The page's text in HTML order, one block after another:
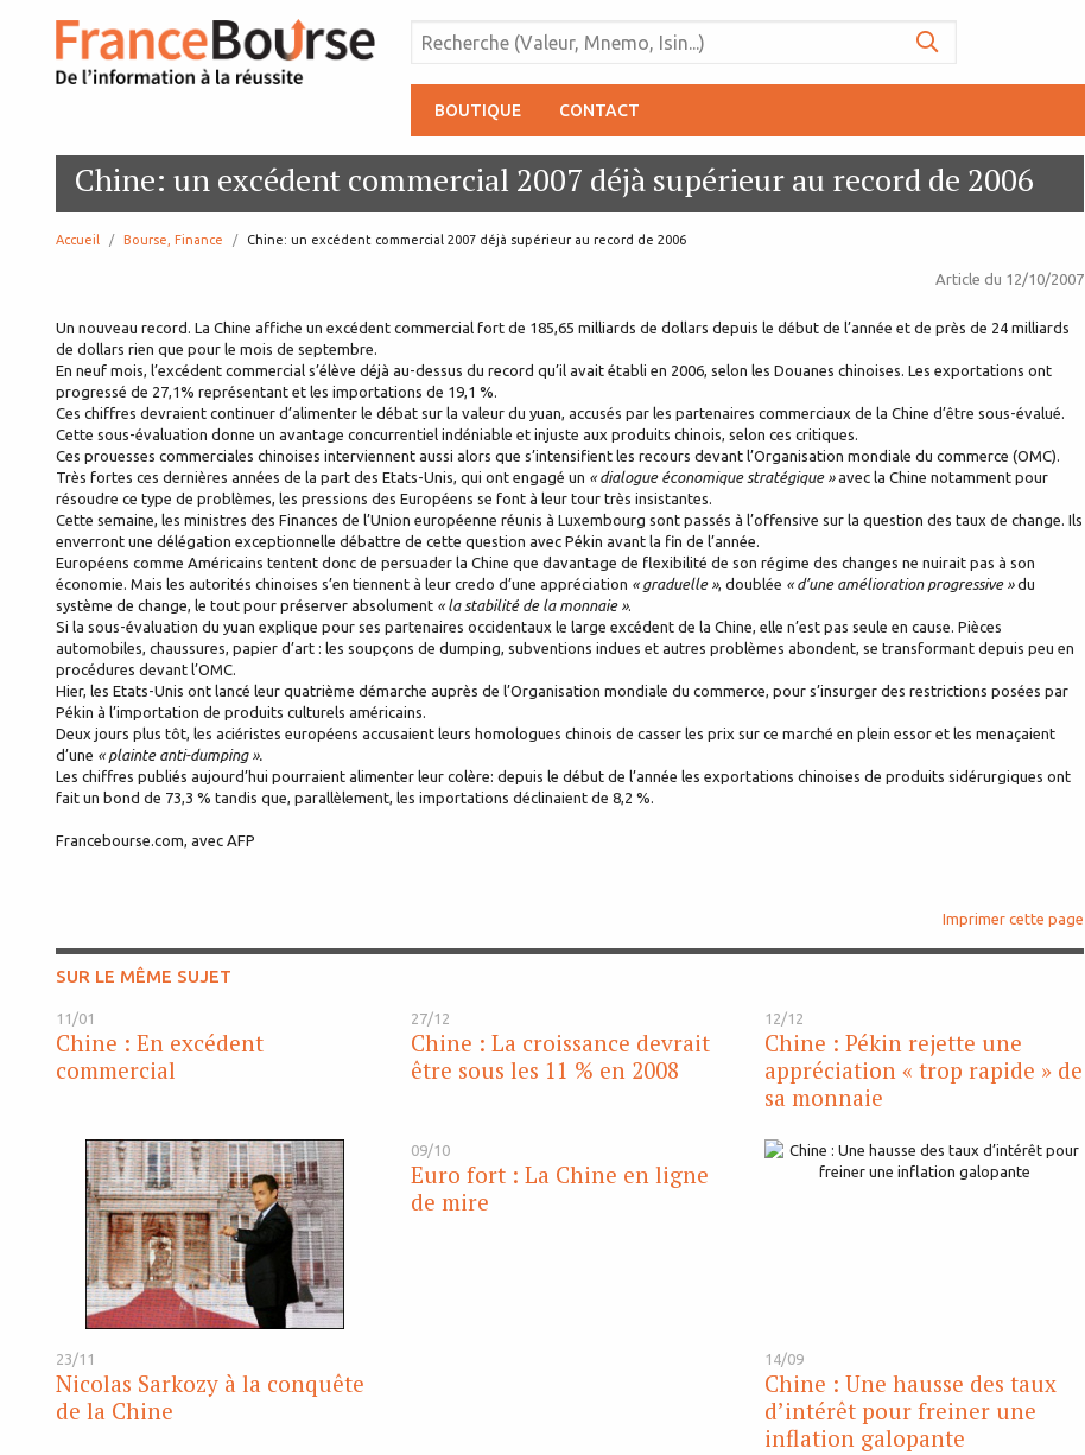
BOUTIQUE CONTACT
Chine: un excédent commercial 2007 déjà supérieur au record de 2006
Accueil Bourse, Finance page:
Chine: un excédent commercial 2007 déjà supérieur au record de 2006
Article du 12/10/2007
Un nouveau record. La Chine affiche un excédent commercial fort de 185,65 milliards de dollars depuis le début de l’année et de près de 24 milliards
de dollars rien que pour le mois de septembre.
En neuf mois, l’excédent commercial s’élève déjà au-dessus du record qu’il avait établi en 2006, selon les Douanes chinoises. Les exportations ont
progressé de 27,1% représentant et les importations de 19,1 %.
Ces chiffres devraient continuer d’alimenter le débat sur la valeur du yuan, accusés par les partenaires commerciaux de la Chine d’être sous-évalué.
Cette sous-évaluation donne un avantage concurrentiel indéniable et injuste aux produits chinois, selon ces critiques.
Ces prouesses commerciales chinoises interviennent aussi alors que s’intensifient les recours devant l’Organisation mondiale du commerce (OMC).
Très fortes ces dernières années de la part des Etats-Unis, qui ont engagé un « dialogue économique stratégique »avec la Chine notamment pour
résoudre ce type de problèmes, les pressions des Européens se font à leur tour très insistantes.
Cette semaine, les ministres des Finances de l’Union européenne réunis à Luxembourg sont passés à l’offensive sur la question des taux de change. Ils
enverront une délégation exceptionnelle débattre de cette question avec Pékin avant la fin de l’année.
Européens comme Américains tentent donc de persuader la Chine que davantage de flexibilité de son régime des changes ne nuirait pas à son
économie. Mais les autorités chinoises s’en tiennent à leur credo d’une appréciation « graduelle », doublée « d’une amélioration progressive »du
système de change, le tout pour préserver absolument « la stabilité de la monnaie ».
Si la sous-évaluation du yuan explique pour ses partenaires occidentaux le large excédent de la Chine, elle n’est pas seule en cause. Pièces
automobiles, chaussures, papier d’art : les soupçons de dumping, subventions indues et autres problèmes abondent, se transformant depuis peu en
procédures devant l’OMC.
Hier, les Etats-Unis ont lancé leur quatrième démarche auprès de l’Organisation mondiale du commerce, pour s’insurger des restrictions posées par
Pékin à l’importation de produits culturels américains.
Deux jours plus tôt, les aciéristes européens accusaient leurs homologues chinois de casser les prix sur ce marché en plein essor et les menaçaient
d’une « plainte anti-dumping ».
Les chiffres publiés aujourd’hui pourraient alimenter leur colère: depuis le début de l’année les exportations chinoises de produits sidérurgiques ont
fait un bond de 73,3 % tandis que, parallèlement, les importations déclinaient de 8,2 %.
Francebourse.com, avec AFP
Imprimer cette page
SUR LE MÊME SUJET
11/01
Chine : En excédent
commercial
27/12
Chine : La croissance devrait
être sous les 11 % en 2008
12/12
Chine : Pékin rejette une
appréciation « trop rapide » de
sa monnaie
23/11
Nicolas Sarkozy à la conquête
de la Chine
09/10
Euro fort : La Chine en ligne
de mire
14/09
Chine : Une hausse des taux
d’intérêt pour freiner une
inflation galopante